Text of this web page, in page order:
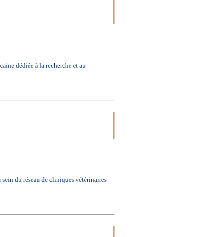
dédiée à la recherche et au
du réseau de cliniques vétérinaires